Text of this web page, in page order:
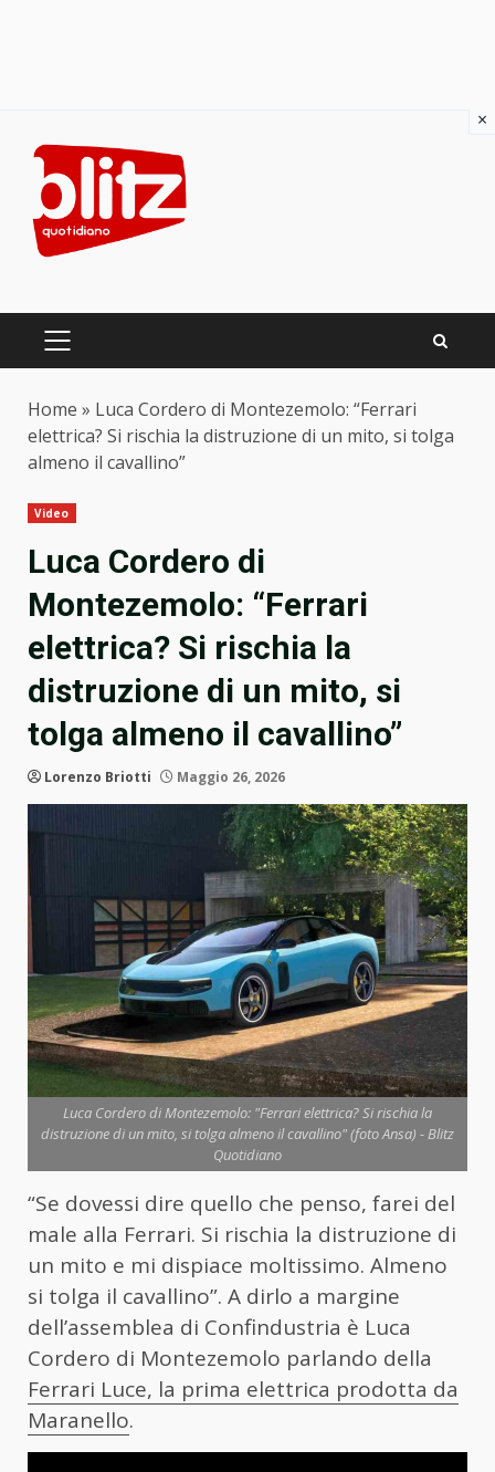
content
PRIMARY
Home » Luca Cordero di Montezemolo: “Ferrari
elettrica? Si rischia la distruzione di un mito, si tolga
almeno il cavallino”
Video
Luca Cordero di
Montezemolo: “Ferrari
elettrica? Si rischia la
distruzione di un mito, si
tolga almeno il cavallino”
Lorenzo Briotti Maggio 26, 2026
Luca Cordero di Montezemolo: "Ferrari elettrica? Si rischia la
distruzione di un mito, si tolga almeno il cavallino" (foto Ansa) - Blitz
Quotidiano
“Se dovessi dire quello che penso, farei del
male alla Ferrari. Si rischia la distruzione di
un mito e mi dispiace moltissimo. Almeno
si tolga il cavallino”. A dirlo a margine
dell’assemblea di Confindustria è Luca
Cordero di Montezemolo parlando della
Ferrari Luce, la prima elettrica prodotta da
Maranello.
×